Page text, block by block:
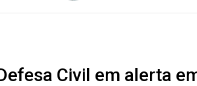
Civil em alerta